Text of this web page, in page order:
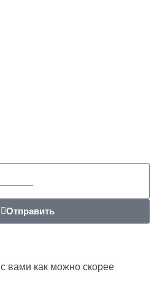
Отправить
вами как можно скорее